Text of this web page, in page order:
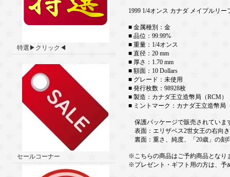
特選▶クリック◀
セールコーナー
1999 1/4オンス カナダ メイプルリー
■ 金属種別：金
■ 品位：99.99%
■ 重量：1/4オンス
■ 直径：20 mm
■ 厚さ：1.70 mm
■ 額面：10 Dollars
■ グレード：未使用
■ 発行枚数：98928枚
■ 製造：カナダ王立造幣局（RCM）
■ ミントマーク：カナダ王立造幣局
保護パッケージで販売されていま
表面：エリザベス2世女王の右向
裏面：重さ、純度、「20歳」の刻
※こちらの商品はご予約商品となり
※プレゼント・ギフト用の方は、予